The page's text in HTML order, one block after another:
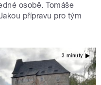
osobě. Tomáše
přípravu pro tým
3 minuty